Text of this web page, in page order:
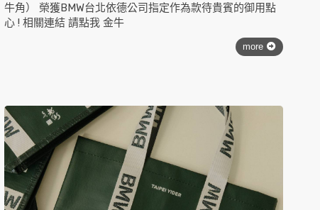
牛角） 榮獲BMW台北依德公司指定作為款待貴賓的御用點
心 ! 相關連結 請點我 金牛
more